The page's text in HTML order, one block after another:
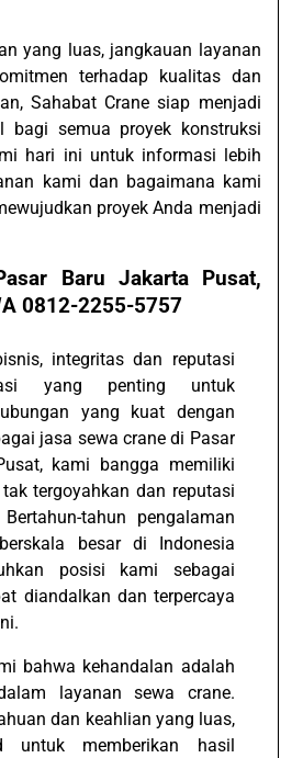
yang luas, jangkauan layanan
terhadap kualitas dan
Sahabat Crane siap menjadi
bagi semua proyek konstruksi
hari ini untuk informasi lebih
kami dan bagaimana kami
proyek Anda menjadi
Baru Jakarta Pusat,
0812-2255-5757
integritas dan reputasi
yang penting untuk
yang kuat dengan
jasa sewa crane di Pasar
kami bangga memiliki
tergoyahkan dan reputasi
tahun pengalaman
besar di Indonesia
posisi kami sebagai
diandalkan dan terpercaya
bahwa kehandalan adalah
layanan sewa crane.
dan keahlian yang luas,
untuk memberikan hasil